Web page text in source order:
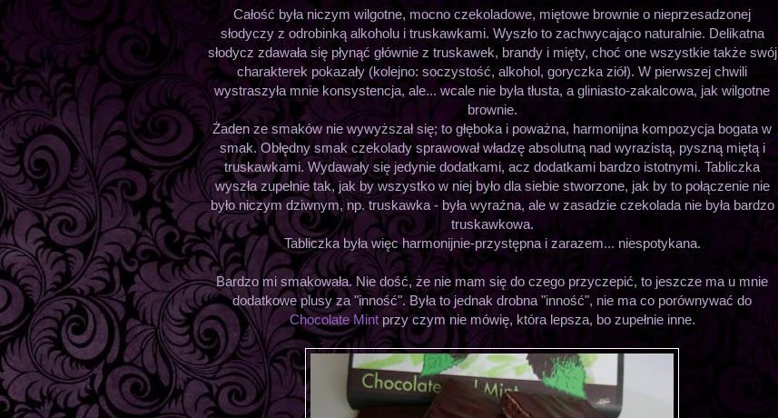
Całość była niczym wilgotne, mocno czekoladowe, miętowe brownie o nieprzesadzonej
słodyczy z odrobinką alkoholu i truskawkami. Wyszło to zachwycająco naturalnie. Delikatna
słodycz zdawała się płynąć głównie z truskawek, brandy i mięty, choć one wszystkie także swój
charakterek pokazały (kolejno: soczystość, alkohol, goryczka ziół). W pierwszej chwili
wystraszyła mnie konsystencja, ale... wcale nie była tłusta, a gliniasto-zakalcowa, jak wilgotne
brownie.
Żaden ze smaków nie wywyższał się; to głęboka i poważna, harmonijna kompozycja bogata w
smak. Obłędny smak czekolady sprawował władzę absolutną nad wyrazistą, pyszną miętą i
truskawkami. Wydawały się jedynie dodatkami, acz dodatkami bardzo istotnymi. Tabliczka
wyszła zupełnie tak, jak by wszystko w niej było dla siebie stworzone, jak by to połączenie nie
było niczym dziwnym, np. truskawka - była wyraźna, ale w zasadzie czekolada nie była bardzo
truskawkowa.
Tabliczka była więc harmonijnie-przystępna i zarazem... niespotykana.
Bardzo mi smakowała. Nie dość, że nie mam się do czego przyczepić, to jeszcze ma u mnie
dodatkowe plusy za "inność". Była to jednak drobna "inność", nie ma co porównywać do
Chocolate Mintprzy czym nie mówię, która lepsza, bo zupełnie inne.